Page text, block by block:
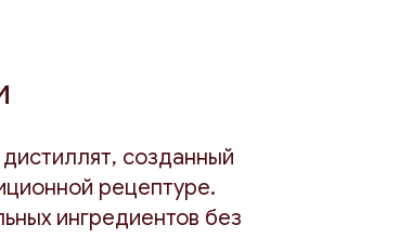
созданный
рецептуре.
ингредиентов без